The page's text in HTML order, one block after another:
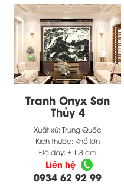
Tranh Onyx Sơn
Thủy 4
Xuất xứ: Trung Quốc
Kích thước: Khổ lớn
Độ dày: ± 1.8 cm
Liên hệ
0934 62 92 99